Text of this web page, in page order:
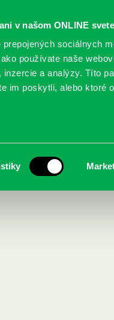
v našom ONLINE svete
sociálnych
používate naše
a analýzy. Títo
im poskytli, alebo ktoré
POBOČKY O